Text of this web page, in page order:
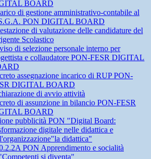
BOARD
di gestione amministrativo-contabile al
PON DIGITAL BOARD
di valutazione delle candidature del
Scolastico
di selezione personale interno per
e collaudatore PON-FESR DIGITAL
assegnazione incarico di RUP PON-
DIGITAL BOARD
di avvio attività
di assunzione in bilancio PON-FESR
BOARD
pubblicità PON "Digital Board:
digitale nelle didattica e
didattica"
PON Apprendimento e socialità
si diventa"